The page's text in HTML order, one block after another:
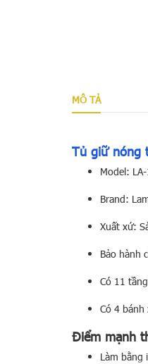
MÔ TẢ
Tủ giữ nóng
Model:
Brand:
Xuất xứ:
Bảo hành
Có 11
Có 4
Điểm mạnh
Làm bằng